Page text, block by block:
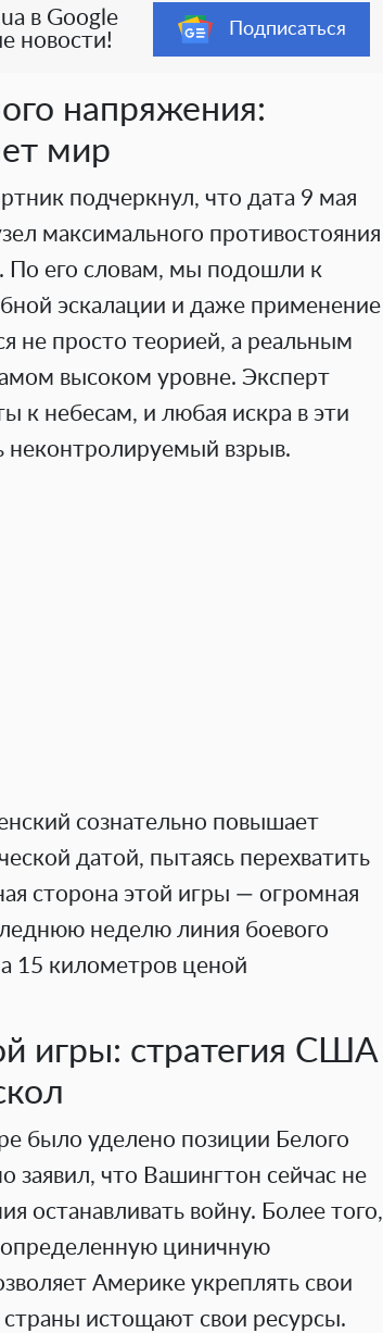
в Google
новости!
Подписаться
напряжения:
мир
подчеркнул, что дата 9 мая
максимального противостояния
По его словам, мы подошли к
эскалации и даже применение
не просто теорией, а реальным
высоком уровне. Эксперт
к небесам, и любая искра в эти
взрыв.
сознательно повышает
датой, пытаясь перехватить
сторона этой игры — огромная
неделю линия боевого
15 километров ценой
игры: стратегия США
было уделено позиции Белого
заявил, что Вашингтон сейчас не
останавливать войну. Более того,
циничную
Америке укреплять свои
истощают свои ресурсы.